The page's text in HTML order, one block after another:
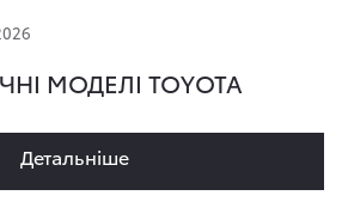
МОДЕЛІ TOYOTA
Детальнiше